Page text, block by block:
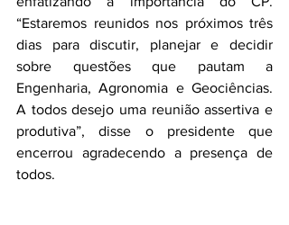
“Estaremos reunidos nos próximos três
dias para discutir, planejar e decidir
sobre questões que pautam a
Engenharia, Agronomia e Geociências.
A todos desejo uma reunião assertiva e
produtiva”, disse o presidente que
encerrou agradecendo a presença de
todos.